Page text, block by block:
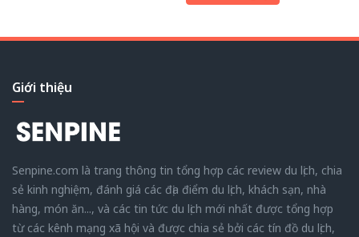
Giới thiệu
Senpine.com là trang thông tin tổng hợp các review du lịch, chia
sẻ kinh nghiệm, đánh giá các địa điểm du lịch, khách sạn, nhà
hàng, món ăn..., và các tin tức du lịch mới nhất được tổng hợp
từ các kênh mạng xã hội và được chia sẻ bởi các tín đồ du lịch,